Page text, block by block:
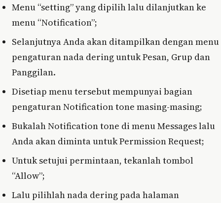
Menu “setting” yang dipilih lalu dilanjutkan ke
menu “Notification”;
Selanjutnya Anda akan ditampilkan dengan menu
pengaturan nada dering untuk Pesan, Grup dan
Panggilan.
Disetiap menu tersebut mempunyai bagian
pengaturan Notification tone masing-masing;
Bukalah Notification tone di menu Messages lalu
Anda akan diminta untuk Permission Request;
Untuk setujui permintaan, tekanlah tombol
“Allow”;
Lalu pilihlah nada dering pada halaman